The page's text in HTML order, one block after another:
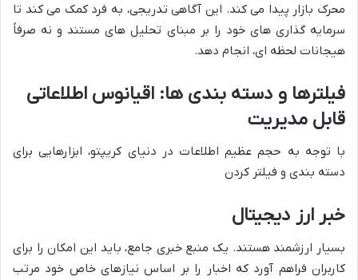
محرک بازار پیدا می کند. این آگاهی تدریجی، به فرد کمک می کند تا
سرمایه گذاری های خود را بر مبنای تحلیل های مستند و نه صرفاً
هیجانات لحظه ای، انجام دهد.
فیلترها و دسته بندی ها: اقیانوس اطلاعاتی
قابل مدیریت
با توجه به حجم عظیم اطلاعات در دنیای کریپتو، ابزارهایی برای
دسته بندی و فیلتر کردن
خبر ارز دیجیتال
بسیار ارزشمند هستند. یک منبع خبری جامع، باید این امکان را برای
کاربران فراهم آورد که اخبار را بر اساس نیازهای خاص خود مرتب